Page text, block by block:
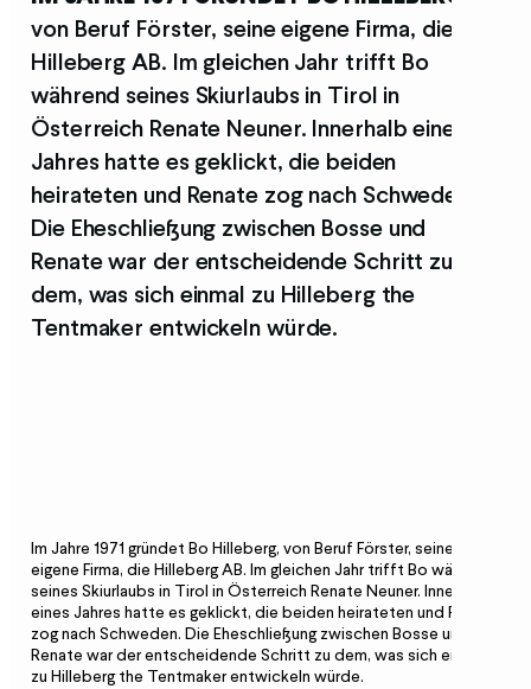
von Beruf Förster, seine eigene Firma, die
Hilleberg AB. Im gleichen Jahr trifft Bo
während seines Skiurlaubs in Tirol in
Österreich Renate Neuner. Innerhalb eines
Jahres hatte es geklickt, die beiden
heirateten und Renate zog nach Schweden.
Die Eheschließung zwischen Bosse und
Renate war der entscheidende Schritt zu
dem, was sich einmal zu Hilleberg the
Tentmaker entwickeln würde.
Im Jahre 1971 gründet Bo Hilleberg, von Beruf Förster, seine
eigene Firma, die Hilleberg AB. Im gleichen Jahr trifft Bo während
seines Skiurlaubs in Tirol in Österreich Renate Neuner. Innerhalb
eines Jahres hatte es geklickt, die beiden heirateten und Renate
zog nach Schweden. Die Eheschließung zwischen Bosse und
Renate war der entscheidende Schritt zu dem, was sich einmal
zu Hilleberg the Tentmaker entwickeln würde.